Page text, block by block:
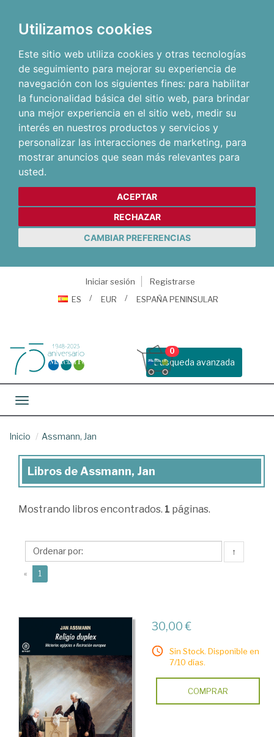
Utilizamos cookies
Este sitio web utiliza cookies y otras tecnologías
de seguimiento para mejorar su experiencia de
navegación con los siguientes fines: para habilitar
la funcionalidad básica del sitio web, para brindar
una mejor experiencia en el sitio web, medir su
interés en nuestros productos y servicios y
personalizar las interacciones de marketing, para
mostrar anuncios que sean más relevantes para
usted.
ACEPTAR
RECHAZAR
CAMBIAR PREFERENCIAS
Iniciar sesión
Registrarse
ES
EUR ESPAÑA PENINSULAR
Busqueda avanzada
0
Toggle navigation
Inicio Assmann, Jan
Libros
Assmann,
Libros de Assmann, Jan
Mostrando libros encontrados. 1 páginas.
↑
« 1
30,00 €
Sin Stock. Disponible en
7/10 días.
COMPRAR